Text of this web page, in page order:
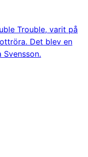
Trouble, varit på
Det blev en